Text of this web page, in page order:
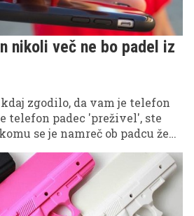
nikoli več ne bo padel iz
zgodilo, da vam je telefon
telefon padec 'preživel', ste
se je namreč ob padcu že
... Obstaja ovitek, ki to